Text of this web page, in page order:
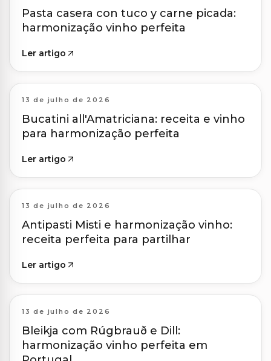
Pasta casera con tuco y carne picada:
harmonização vinho perfeita
Ler artigo
13 de julho de 2026
Bucatini all'Amatriciana: receita e vinho
para harmonização perfeita
Ler artigo
13 de julho de 2026
Antipasti Misti e harmonização vinho:
receita perfeita para partilhar
Ler artigo
13 de julho de 2026
Bleikja com Rúgbrauð e Dill:
harmonização vinho perfeita em